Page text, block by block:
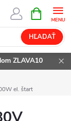
HĽADAŤ
KOŠÍK
ZLAVA10
el. štart